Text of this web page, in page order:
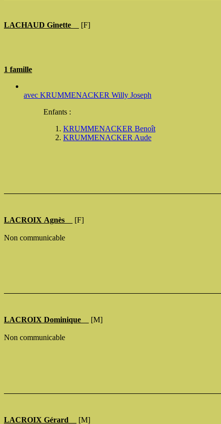
LACHAUD Ginette [F]
1 famille
avec KRUMMENACKER Willy Joseph
Enfants :
KRUMMENACKER Benoît
KRUMMENACKER Aude
LACROIX Agnès [F]
Non communicable
LACROIX Dominique [M]
Non communicable
LACROIX Gérard [M]